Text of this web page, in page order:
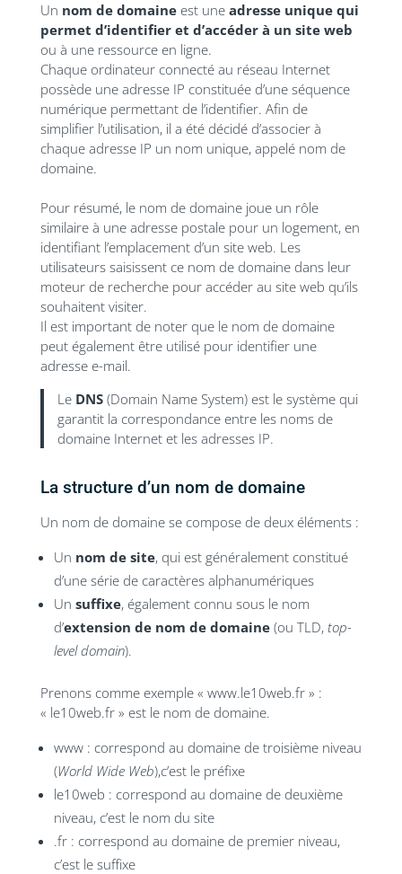
Un nom de domaineest une adresse unique qui
permet d’identifier et d’accéder à un site web
ou à une ressource en ligne.
Chaque ordinateur connecté au réseau Internet
possède une adresse IP constituée d’une séquence
numérique permettant de l’identifier. Afin de
simplifier l’utilisation, il a été décidé d’associer à
chaque adresse IP un nom unique, appelé nom de
domaine.
Pour résumé, le nom de domaine joue un rôle
similaire à une adresse postale pour un logement, en
identifiant l’emplacement d’un site web. Les
utilisateurs saisissent ce nom de domaine dans leur
moteur de recherche pour accéder au site web qu’ils
souhaitent visiter.
Il est important de noter que le nom de domaine
peut également être utilisé pour identifier une
adresse e-mail.
Le DNS(Domain Name System) est le système qui
garantit la correspondance entre les noms de
domaine Internet et les adresses IP.
La structure d’un nom de domaine
Un nom de domaine se compose de deux éléments :
Un nom de site, qui est généralement constitué
d’une série de caractères alphanumériques
Un suffixe, également connu sous le nom
d’extension de nom de domaine(ou TLD, top-
level domain).
Prenons comme exemple « www.le10web.fr » :
« le10web.fr » est le nom de domaine.
www : correspond au domaine de troisième niveau
(World Wide Web),c’est le préfixe
le10web : correspond au domaine de deuxième
niveau, c’est le nom du site
.fr : correspond au domaine de premier niveau,
c’est le suffixe